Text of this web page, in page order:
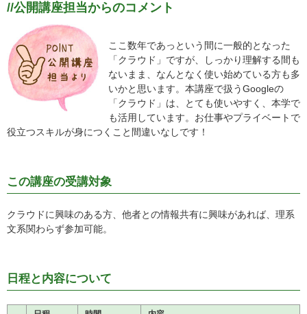
//公開講座担当からのコメント
ここ数年であっという間に一般的となった
「クラウド」ですが、しっかり理解する間も
ないまま、なんとなく使い始めている方も多
いかと思います。本講座で扱うGoogleの
「クラウド」は、とても使いやすく、本学で
も活用しています。お仕事やプライベートで
役立つスキルが身につくこと間違いなしです！
この講座の受講対象
クラウドに興味のある方、他者との情報共有に興味があれば、理系
文系関わらず参加可能。
日程と内容について